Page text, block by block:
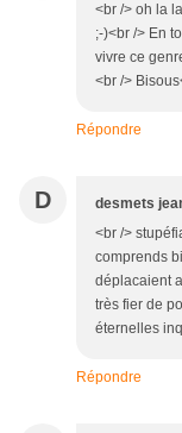
<br /> oh la
;-)<br /> En
vivre ce
<br />
Répondre
D desmets
<br />
comprends
déplacaient
très fier de
éternelles
Répondre